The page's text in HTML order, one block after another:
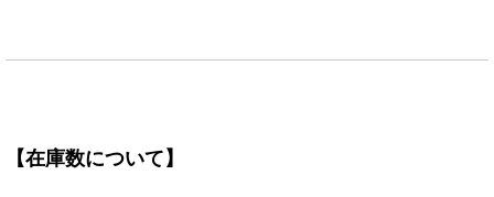
【在庫数について】